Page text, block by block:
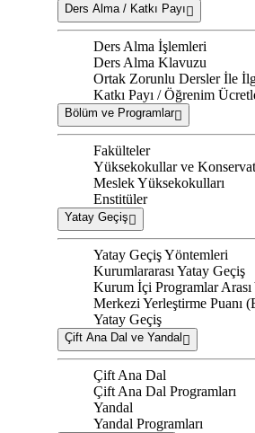
Ders Alma / Katkı Payı
Ders Alma İşlemleri
Ders Alma Klavuzu
Ortak Zorunlu Dersler İle
Katkı Payı / Öğrenim
Bölüm ve Programlar
Fakülteler
Yüksekokullar ve
Meslek Yüksekokulları
Enstitüler
Yatay Geçiş
Yatay Geçiş Yöntemleri
Kurumlararası Yatay Geçiş
Kurum İçi Programlar Arası
Merkezi Yerleştirme Puanı
Yatay Geçiş
Çift Ana Dal ve Yandal
Çift Ana Dal
Çift Ana Dal Programları
Yandal
Yandal Programları